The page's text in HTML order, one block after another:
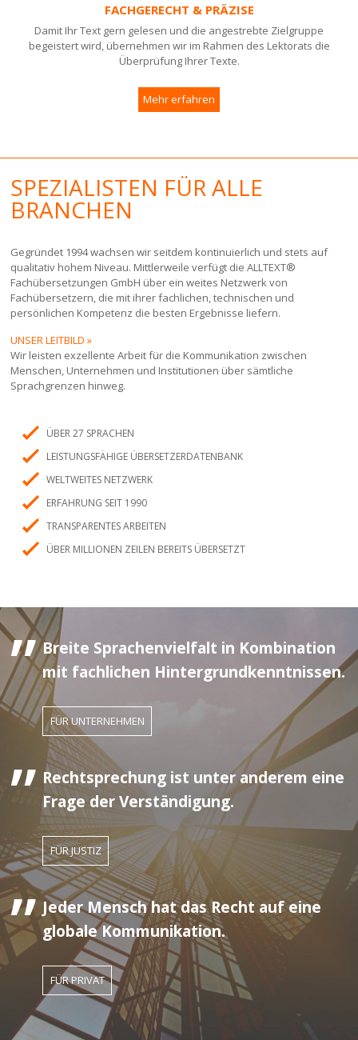
FACHGERECHT & PRÄZISE
Damit Ihr Text gern gelesen und die angestrebte Zielgruppe
begeistert wird, übernehmen wir im Rahmen des Lektorats die
Überprüfung Ihrer Texte.
Mehr erfahren
SPEZIALISTEN FÜR ALLE
BRANCHEN
Gegründet 1994 wachsen wir seitdem kontinuierlich und stets auf
qualitativ hohem Niveau. Mittlerweile verfügt die ALLTEXT®
Fachübersetzungen GmbH über ein weites Netzwerk von
Fachübersetzern, die mit ihrer fachlichen, technischen und
persönlichen Kompetenz die besten Ergebnisse liefern.
UNSER LEITBILD »
Wir leisten exzellente Arbeit für die Kommunikation zwischen
Menschen, Unternehmen und Institutionen über sämtliche
Sprachgrenzen hinweg.
ÜBER 27 SPRACHEN
LEISTUNGSFÄHIGE ÜBERSETZERDATENBANK
WELTWEITES NETZWERK
ERFAHRUNG SEIT 1990
TRANSPARENTES ARBEITEN
ÜBER MILLIONEN ZEILEN BEREITS ÜBERSETZT
Breite Sprachenvielfalt in Kombination
mit fachlichen Hintergrundkenntnissen.
FÜR UNTERNEHMEN
Rechtsprechung ist unter anderem eine
Frage der Verständigung.
FÜR JUSTIZ
Jeder Mensch hat das Recht auf eine
globale Kommunikation.
FÜR PRIVAT